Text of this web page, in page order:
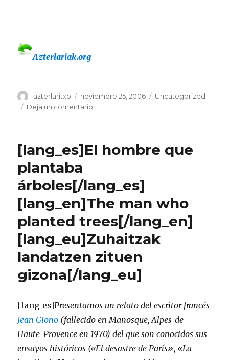
Azterlariak.org
Autor
azterlaritxo
Publicado
el
noviembre 25, 2006 Categorías
Uncategorized
Deja un comentario
mundo[/lang_es]
zehar[/lang_eu]
[lang_en]Azterlaritxos
in
world[/lang_en]
[lang_es]El hombre que
plantaba
árboles[/lang_es]
[lang_en]The man who
planted trees[/lang_en]
[lang_eu]Zuhaitzak
landatzen zituen
gizona[/lang_eu]
[lang_es]Presentamos un relato del escritor francés
Jean Giono (fallecido en Manosque, Alpes-de-
Haute-Provence en 1970) del que son conocidos sus
ensayos históricos («El desastre de París», «La